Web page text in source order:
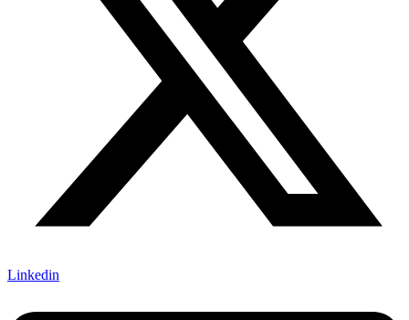
Linkedin